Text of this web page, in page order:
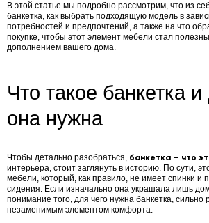
В этой статье мы подробно рассмотрим, что из
банкетка, как выбрать подходящую модель в
потребностей и предпочтений, а также на что
покупке, чтобы этот элемент мебели стал
дополнением вашего дома.
Что такое банкетка и
она нужна
Чтобы детально разобраться, банкетка — что
интерьера, стоит заглянуть в историю. По сути,
мебели, который, как правило, не имеет спинки и
сидения. Если изначально она украшала лишь
понимание того, для чего нужна банкетка, сильно
незаменимым элементом комфорта.